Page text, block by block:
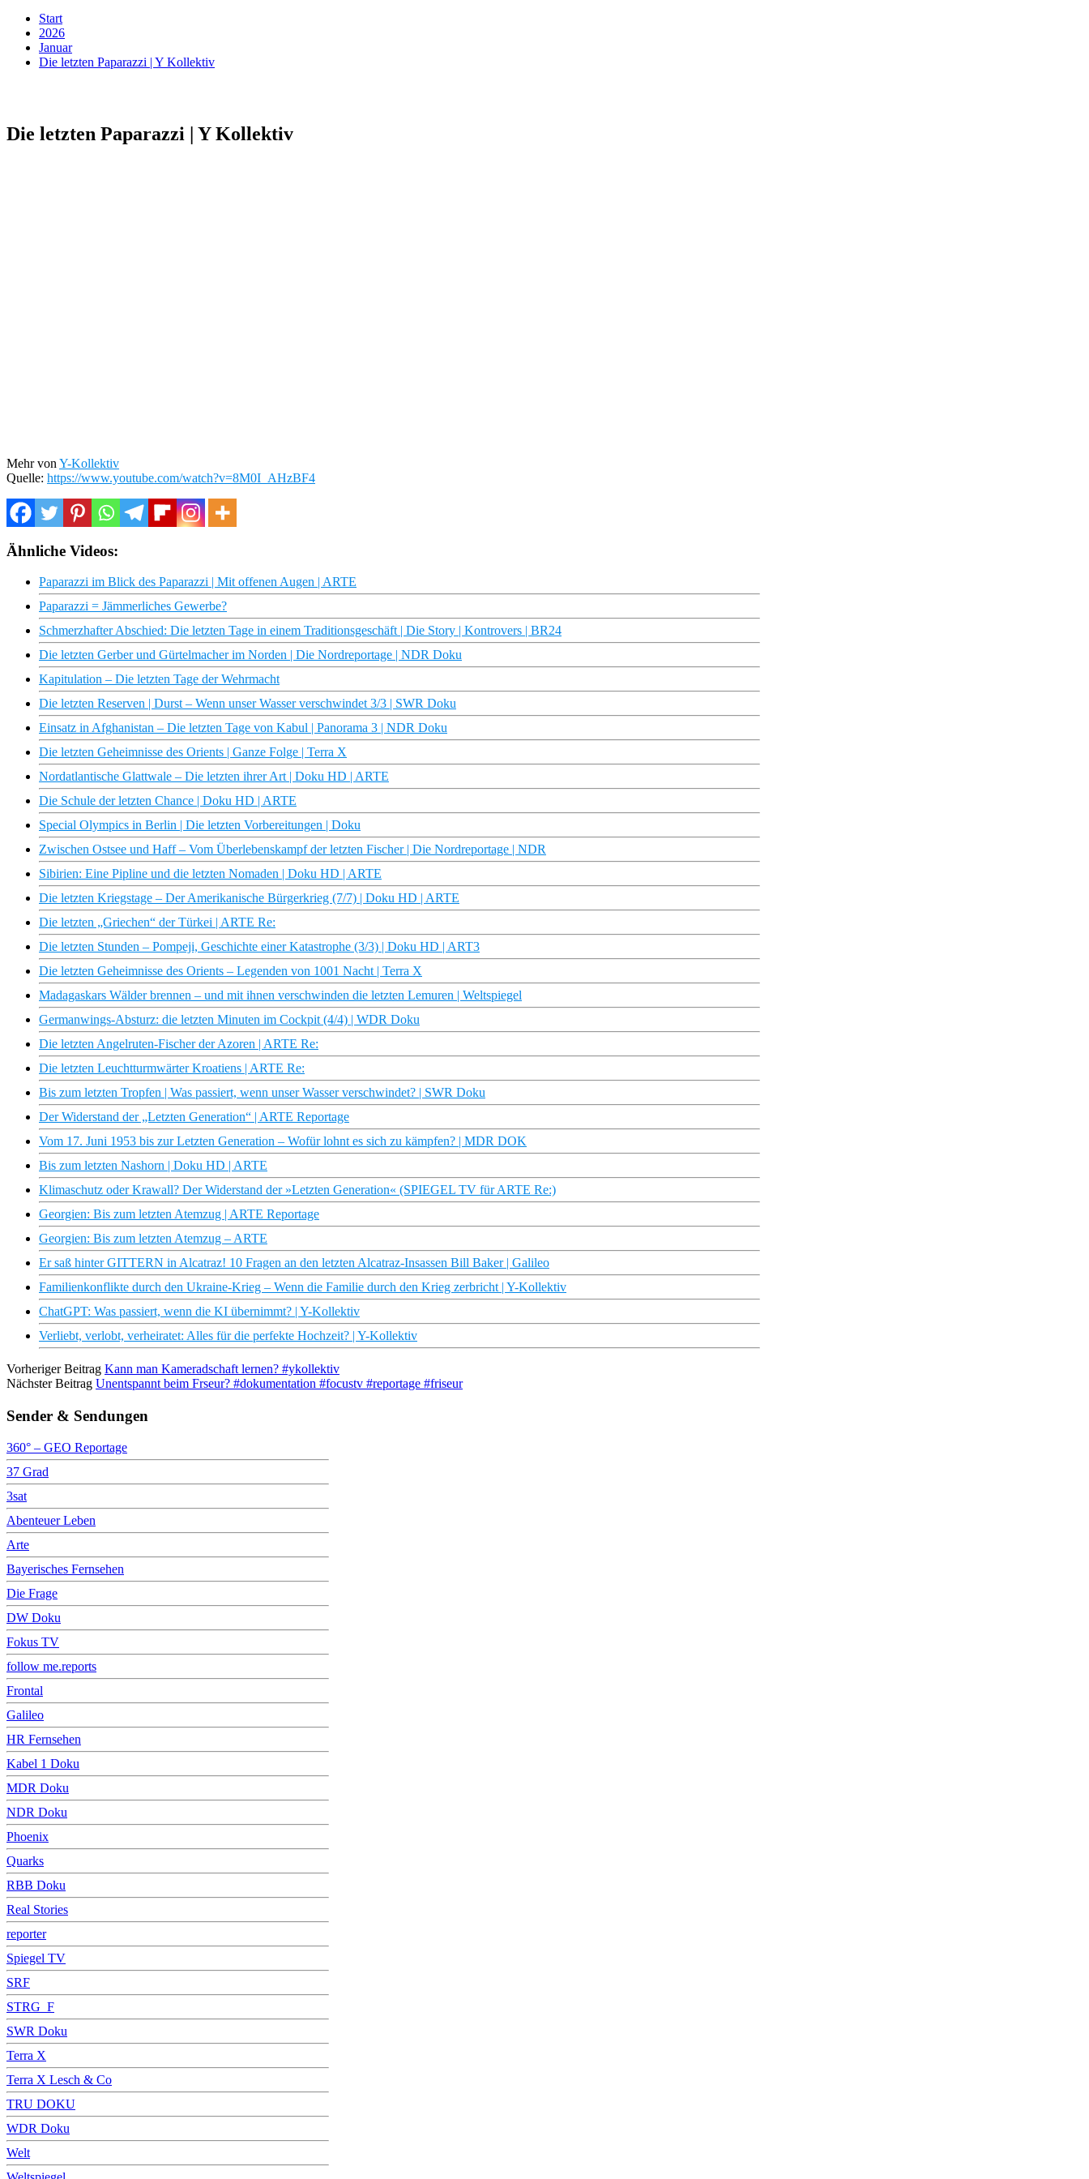
Start
2026
Januar
Die letzten Paparazzi | Y Kollektiv
Die letzten Paparazzi | Y Kollektiv
Mehr von Y-Kollektiv
Quelle: https://www.youtube.com/watch?v=8M0I_AHzBF4
Ähnliche Videos:
Paparazzi im Blick des Paparazzi | Mit offenen Augen | ARTE
Paparazzi = Jämmerliches Gewerbe?
Schmerzhafter Abschied: Die letzten Tage in einem Traditionsgeschäft | Die Story | Kontrovers | BR24
Die letzten Gerber und Gürtelmacher im Norden | Die Nordreportage | NDR Doku
Kapitulation – Die letzten Tage der Wehrmacht
Die letzten Reserven | Durst – Wenn unser Wasser verschwindet 3/3 | SWR Doku
Einsatz in Afghanistan – Die letzten Tage von Kabul | Panorama 3 | NDR Doku
Die letzten Geheimnisse des Orients | Ganze Folge | Terra X
Nordatlantische Glattwale – Die letzten ihrer Art | Doku HD | ARTE
Die Schule der letzten Chance | Doku HD | ARTE
Special Olympics in Berlin | Die letzten Vorbereitungen | Doku
Zwischen Ostsee und Haff – Vom Überlebenskampf der letzten Fischer | Die Nordreportage | NDR
Sibirien: Eine Pipline und die letzten Nomaden | Doku HD | ARTE
Die letzten Kriegstage – Der Amerikanische Bürgerkrieg (7/7) | Doku HD | ARTE
Die letzten „Griechen“ der Türkei | ARTE Re:
Die letzten Stunden – Pompeji, Geschichte einer Katastrophe (3/3) | Doku HD | ART3
Die letzten Geheimnisse des Orients – Legenden von 1001 Nacht | Terra X
Madagaskars Wälder brennen – und mit ihnen verschwinden die letzten Lemuren | Weltspiegel
Germanwings-Absturz: die letzten Minuten im Cockpit (4/4) | WDR Doku
Die letzten Angelruten-Fischer der Azoren | ARTE Re:
Die letzten Leuchtturmwärter Kroatiens | ARTE Re:
Bis zum letzten Tropfen | Was passiert, wenn unser Wasser verschwindet? | SWR Doku
Der Widerstand der „Letzten Generation“ | ARTE Reportage
Vom 17. Juni 1953 bis zur Letzten Generation – Wofür lohnt es sich zu kämpfen? | MDR DOK
Bis zum letzten Nashorn | Doku HD | ARTE
Klimaschutz oder Krawall? Der Widerstand der »Letzten Generation« (SPIEGEL TV für ARTE Re:)
Georgien: Bis zum letzten Atemzug | ARTE Reportage
Georgien: Bis zum letzten Atemzug – ARTE
Er saß hinter GITTERN in Alcatraz! 10 Fragen an den letzten Alcatraz-Insassen Bill Baker | Galileo
Familienkonflikte durch den Ukraine-Krieg – Wenn die Familie durch den Krieg zerbricht | Y-Kollektiv
ChatGPT: Was passiert, wenn die KI übernimmt? | Y-Kollektiv
Verliebt, verlobt, verheiratet: Alles für die perfekte Hochzeit? | Y-Kollektiv
Vorheriger Beitrag Kann man Kameradschaft lernen? #ykollektiv
Nächster Beitrag Unentspannt beim Frseur? #dokumentation #focustv #reportage #friseur
Sender & Sendungen
360° – GEO Reportage
37 Grad
3sat
Abenteuer Leben
Arte
Bayerisches Fernsehen
Die Frage
DW Doku
Fokus TV
follow me.reports
Frontal
Galileo
HR Fernsehen
Kabel 1 Doku
MDR Doku
NDR Doku
Phoenix
Quarks
RBB Doku
Real Stories
reporter
Spiegel TV
SRF
STRG_F
SWR Doku
Terra X
Terra X Lesch & Co
TRU DOKU
WDR Doku
Welt